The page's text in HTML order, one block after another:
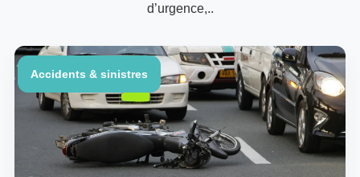
d’urgence,..
Accidents & sinistres